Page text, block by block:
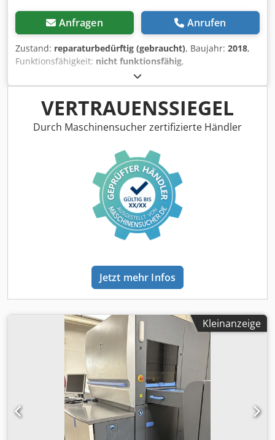
Anfragen Anrufen
Zustand: reparaturbedürftig (gebraucht), Baujahr: 2018,
Funktionsfähigkeit: nicht funktionsfähig,
Maschinen-/Fahrzeugnummer:
wurde in funktionsfähigem Zustand erworben. Sie ist seit
langer Zeit nicht mehr in Betrieb. Wartung ist erforderlich.
Dwsdpsy Siqiofx Achja
VERTRAUENSSIEGEL
Durch Maschinensucher zertifizierte Händler
Jetzt mehr Infos
Kleinanzeige